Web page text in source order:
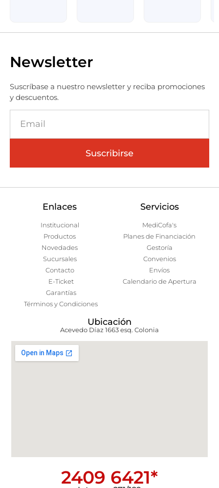
Newsletter
Suscríbase a nuestro newsletter y reciba promociones
y descuentos.
Suscribirse
Enlaces
Institucional
Productos
Novedades
Sucursales
Contacto
E-Ticket
Garantías
Términos y Condiciones
Servicios
MediCofa's
Planes de Financiación
Gestoría
Convenios
Envíos
Calendario de Apertura
Ubicación
Acevedo Díaz 1663 esq. Colonia
2409 6421*